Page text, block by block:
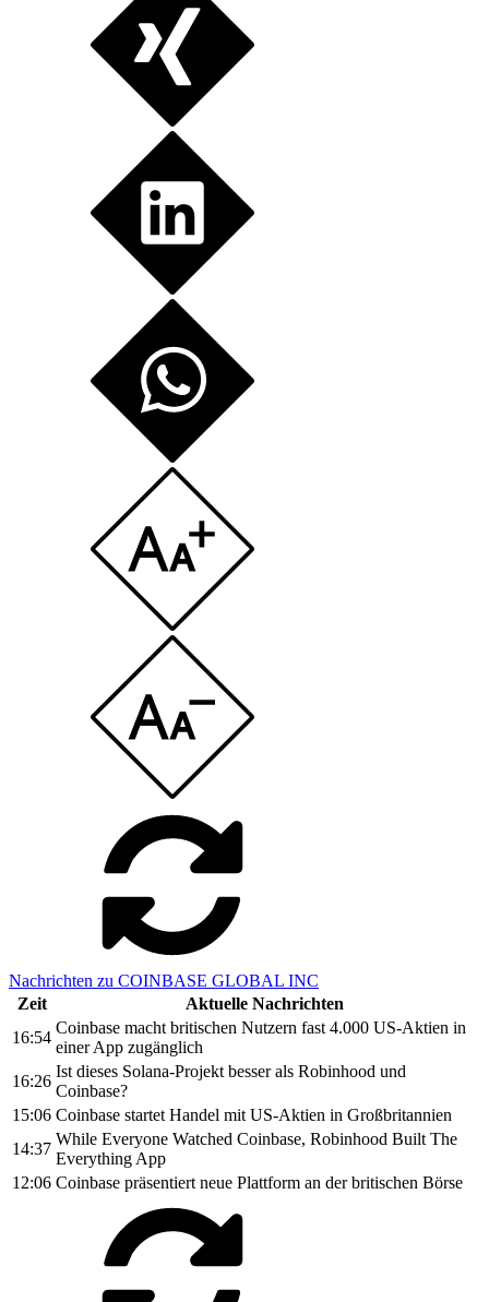
Nachrichten zu COINBASE GLOBAL INC
Zeit
Aktuelle Nachrichten
16:54
Coinbase macht britischen Nutzern fast 4.000 US-Aktien in
einer App zugänglich
16:26
Ist dieses Solana-Projekt besser als Robinhood und
Coinbase?
15:06 Coinbase startet Handel mit US-Aktien in Großbritannien
14:37
While Everyone Watched Coinbase, Robinhood Built The
Everything App
12:06 Coinbase präsentiert neue Plattform an der britischen Börse